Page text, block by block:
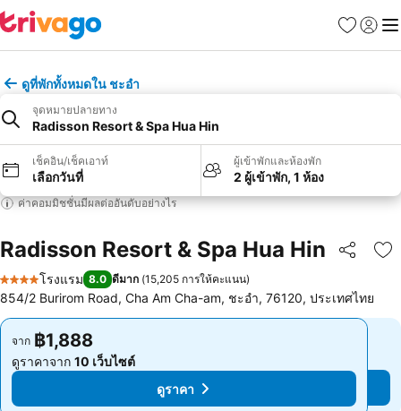
รายการโป
เข้าสู่ร
เมนู
ดูที่พักทั้งหมดใน ชะอำ
จุดหมายปลายทาง
Radisson Resort & Spa Hua Hin
เช็คอิน/เช็คเอาท์
เลือกวันที่
ผู้เข้าพักและห้องพัก
2 ผู้เข้าพัก, 1 ห้อง
ค่าคอมมิชชั่นมีผลต่ออันดับอย่างไร
Radisson Resort & Spa Hua Hin แชร์
เ
4 ดาว
โรงแรม 8.0 ดีมาก (15,205 การให้คะแนน)
854/2 Burirom Road, Cha Am Cha-am, ชะอำ, 76120, ประเทศไทย
จาก ฿1,888
ดูราคาจาก 10 เว็บไซต์
ดูราคา
จาก ฿1,888
ดูราคาจาก 10 เว็บไซต์
ดูราคา